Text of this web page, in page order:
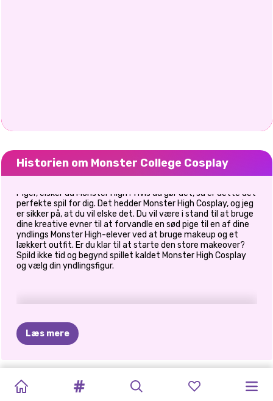
Historien om Monster College Cosplay
Piger, elsker du Monster High? Hvis du gør det, så er dette det
perfekte spil for dig. Det hedder Monster High Cosplay, og jeg
er sikker på, at du vil elske det. Du vil være i stand til at bruge
dine kreative evner til at forvandle en sød pige til en af dine
yndlings Monster High-elever ved at bruge makeup og et
lækkert outfit. Er du klar til at starte den store makeover?
Spild ikke tid og begynd spillet kaldet Monster High Cosplay
og vælg din yndlingsfigur.
Læs mere
MAKEOVER:
POOL
HARLEY
LÆRER
NYTÅRSAFTEN
JENNER
SUPERHELTE
VIOLET
TILBAGE
TILBAGE
TIL
PRINSESSER
MONSTER